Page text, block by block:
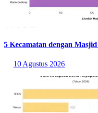
Hal ini menunjukkan bahwa
besar umumnya juga diikuti
memperoleh pekerjaan
besar. Dalam kondisi seperti
Baca Juga:
4,35 Juta Orang